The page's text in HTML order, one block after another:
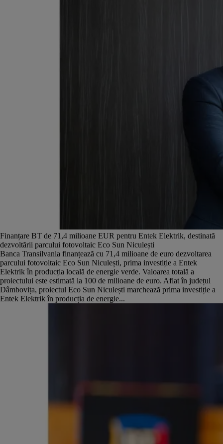
Finanțare BT de 71,4 milioane EUR pentru Entek Elektrik, destinată
dezvoltării parcului fotovoltaic Eco Sun Niculești
Banca Transilvania finanțează cu 71,4 milioane de euro dezvoltarea
parcului fotovoltaic Eco Sun Niculești, prima investiție a Entek
Elektrik în producția locală de energie verde. Valoarea totală a
proiectului este estimată la 100 de milioane de euro. Aflat în județul
Dâmbovița, proiectul Eco Sun Niculești marchează prima investiție a
Entek Elektrik în producția de energie...